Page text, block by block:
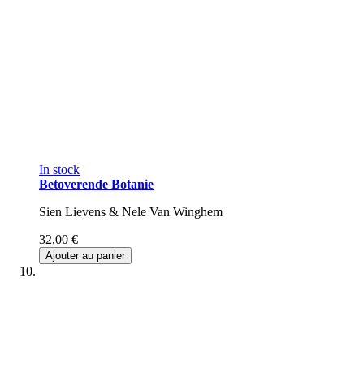
In stock
Betoverende Botanie
Sien Lievens & Nele Van Winghem
32,00 €
Ajouter au panier